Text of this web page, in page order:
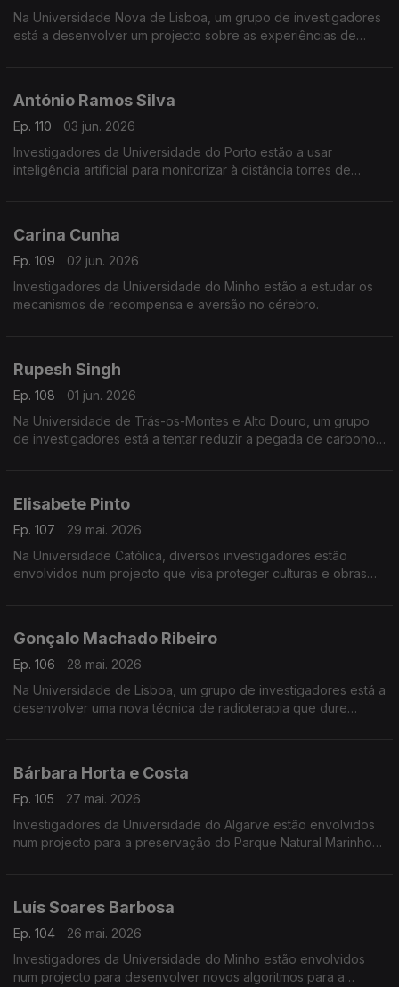
Na Universidade Nova de Lisboa, um grupo de investigadores
está a desenvolver um projecto sobre as experiências de
António Ramos Silva
Ep. 110
03 jun. 2026
Investigadores da Universidade do Porto estão a usar
inteligência artificial para monitorizar à distância torres de
Carina Cunha
Ep. 109
02 jun. 2026
Investigadores da Universidade do Minho estão a estudar os
mecanismos de recompensa e aversão no cérebro.
Rupesh Singh
Ep. 108
01 jun. 2026
Na Universidade de Trás-os-Montes e Alto Douro, um grupo
de investigadores está a tentar reduzir a pegada de carbono
Elisabete Pinto
Ep. 107
29 mai. 2026
Na Universidade Católica, diversos investigadores estão
envolvidos num projecto que visa proteger culturas e obras
Gonçalo Machado Ribeiro
Ep. 106
28 mai. 2026
Na Universidade de Lisboa, um grupo de investigadores está a
desenvolver uma nova técnica de radioterapia que dure
Bárbara Horta e Costa
Ep. 105
27 mai. 2026
Investigadores da Universidade do Algarve estão envolvidos
num projecto para a preservação do Parque Natural Marinho
Luís Soares Barbosa
Ep. 104
26 mai. 2026
Investigadores da Universidade do Minho estão envolvidos
num projecto para desenvolver novos algoritmos para a